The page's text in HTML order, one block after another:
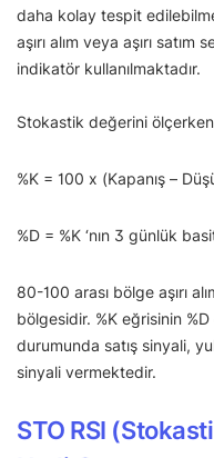
daha kolay tespit
aşırı alım veya aşırı
indikatör kullanılmaktadır.
Stokastik değerini
%K = 100 x (Kapanış –
%D = %K ‘nın 3 günlük
80-100 arası bölge aşırı
bölgesidir. %K eğrisinin
durumunda satış sinyali,
sinyali vermektedir.
STO RSI